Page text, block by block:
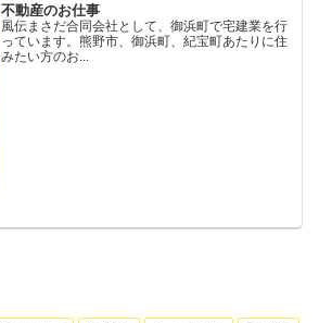
不動産のお仕事
風伝まさだ合同会社として、御浜町で宅建業を行
っています。熊野市、御浜町、紀宝町あたりに住
みたい方のお...